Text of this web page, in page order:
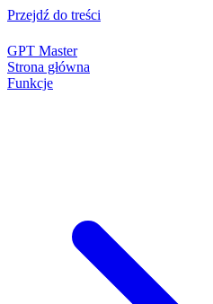
Przejdź do treści
GPT Master
Strona główna
Funkcje